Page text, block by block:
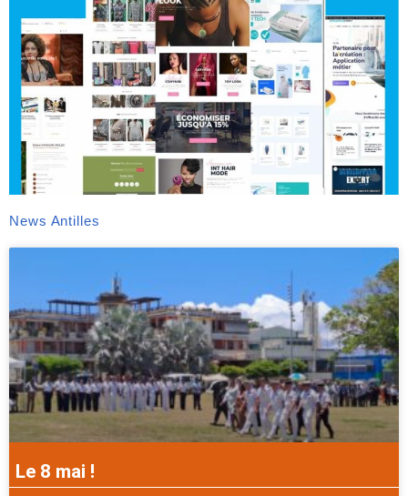
News Antilles
Le 8 mai !